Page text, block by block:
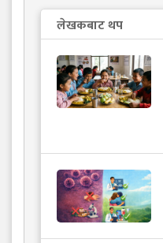
लेखकबाट थप